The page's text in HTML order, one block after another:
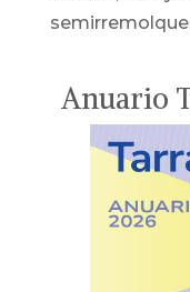
Anuario